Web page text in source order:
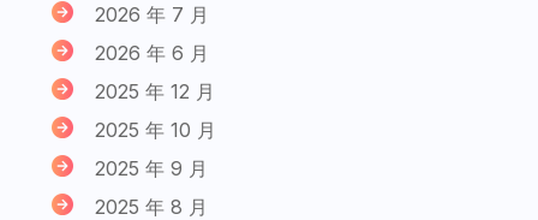
2026 年 7 月
2026 年 6 月
2025 年 12 月
2025 年 10 月
2025 年 9 月
2025 年 8 月